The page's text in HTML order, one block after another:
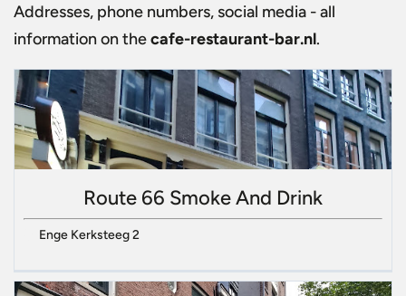
Addresses, phone numbers, social media - all
information on thecafe-restaurant-bar.nl.
Route 66 Smoke And Drink
Enge Kerksteeg 2